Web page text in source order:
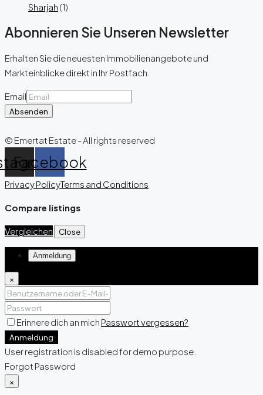
Sharjah (1)
Abonnieren Sie Unseren Newsletter
Erhalten Sie die neuesten Immobilienangebote und
Markteinblicke direkt in Ihr Postfach.
Email
Absenden
© Emertat Estate - All rights reserved
Facebook
Privacy PolicyTerms and Conditions
Compare listings
Vergleichen Close
Anmeldung
×
Erinnere dich an mich Passwort vergessen?
Anmeldung
User registration is disabled for demo purpose.
Forgot Password
×